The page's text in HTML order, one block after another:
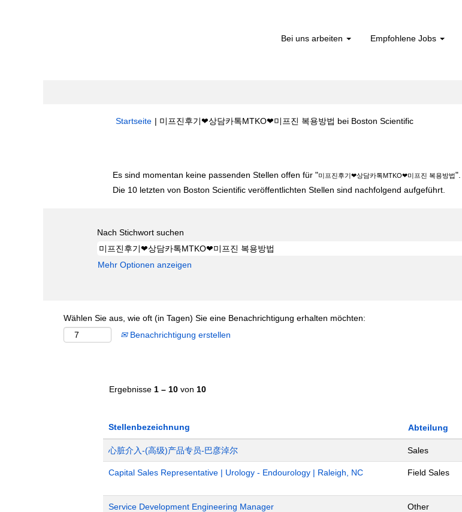
Bei uns arbeiten Empfohlene Jobs
Startseite | 미프진후기❤상담카톡MTKO❤미프진 복용방법 bei Boston Scientific(aktuelle
Es sind momentan keine passenden Stellen offen für "미프진후기❤상담카톡MTKO❤미프진 복용방법".
Die 10 letzten von Boston Scientific veröffentlichten Stellen sind nachfolgend aufgeführt.
Nach Stichwort suchen
Mehr Optionen anzeigen
Wählen Sie aus, wie oft (in Tagen) Sie eine Benachrichtigung erhalten möchten:
Benachrichtigung erstellen
Ergebnisse 1 – 10 von 10
Stellenbezeichnung Abteilung
心脏介入-(高级)产品专员-巴彦淖尔 Sales
Capital Sales Representative | Urology - Endourology | Raleigh, NC Field Sales
Service Development Engineering Manager Other